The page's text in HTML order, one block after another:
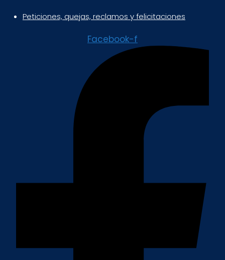
Peticiones, quejas, reclamos y felicitaciones
Facebook-f